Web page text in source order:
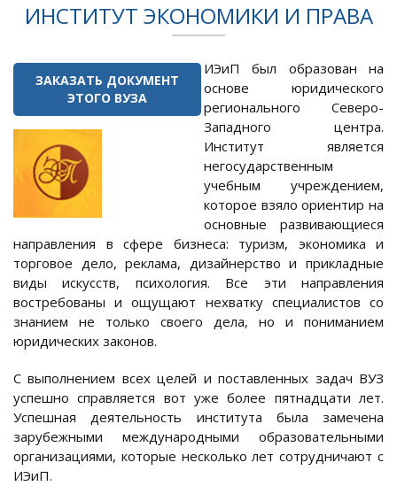
ИНСТИТУТ ЭКОНОМИКИ И ПРАВА
ЗАКАЗАТЬ ДОКУМЕНТ
ЭТОГО ВУЗА
ИЭиП был образован на
основе юридического
регионального Северо-
Западного центра.
Институт является
негосударственным
учебным учреждением,
которое взяло ориентир на
основные развивающиеся
направления в сфере бизнеса: туризм, экономика и
торговое дело, реклама, дизайнерство и прикладные
виды искусств, психология. Все эти направления
востребованы и ощущают нехватку специалистов со
знанием не только своего дела, но и пониманием
юридических законов.
С выполнением всех целей и поставленных задач ВУЗ
успешно справляется вот уже более пятнадцати лет.
Успешная деятельность института была замечена
зарубежными международными образовательными
организациями, которые несколько лет сотрудничают с
ИЭиП.